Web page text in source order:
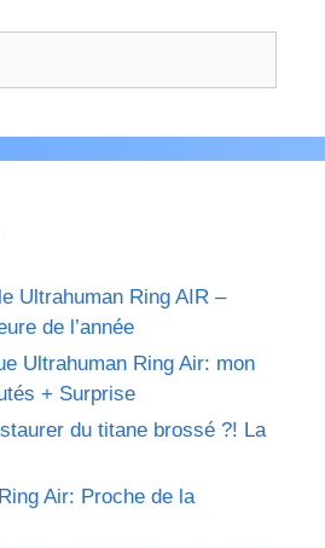
Ultrahuman Ring AIR –
de l’année
Ultrahuman Ring Air: mon
+ Surprise
du titane brossé ?! La
Air: Proche de la